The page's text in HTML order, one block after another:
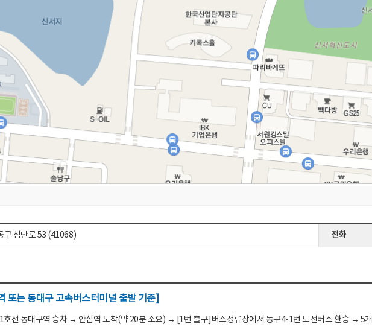
구 첨단로 53 (41068) 전화
또는 동대구 고속버스터미널 출발 기준]
호선 동대구역 승차 → 안심역 도착(약 20분 소요) → [1번 출구]버스정류장에서 동구4-1번 노선버스 환승 → 5